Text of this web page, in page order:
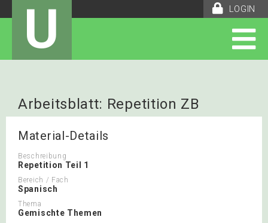
LOGIN
U
Arbeitsblatt: Repetition ZB
Material-Details
Beschreibung
Repetition Teil 1
Bereich / Fach
Spanisch
Thema
Gemischte Themen